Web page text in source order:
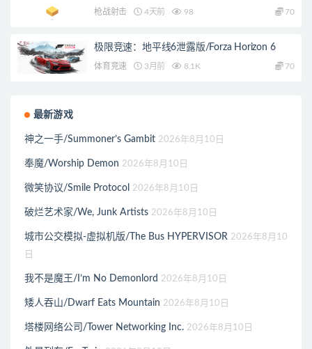
枪战射击 4天前 98 70
极限竞速：地平线6泄露版/Forza Horizon 6
体育竞速 3月前 8.1K 70
最新游戏
神之一手/Summoner’s Gambit 2026年8月10日
奉魔/Worship Demon 2026年8月10日
微笑协议/Smile Protocol 2026年8月10日
破烂艺术家/We, Junk Artists 2026年8月10日
城市公交模拟-虚拟机版/The Bus HYPERVISOR 2026年8月10
日
我不是魔王/I’m No Demonlord 2026年8月10日
矮人吞山/Dwarf Eats Mountain 2026年8月10日
塔楼网络公司/Tower Networking Inc. 2026年8月10日